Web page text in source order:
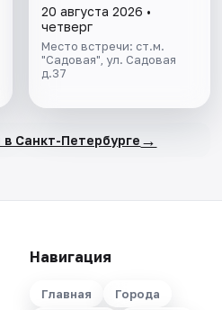
20 августа 2026 •
четверг
Место встречи: ст.м.
"Садовая", ул. Садовая
д.37
Санкт-Петербурге →
Навигация
Главная Города